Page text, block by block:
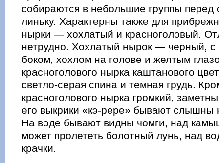
собираются в небольшие группы перед
линьку. Характерны также для
нырки — хохлатый и красноголовый.
нетрудно. Хохлатый нырок — черный, с
боком, хохлом на голове и желтым
красноголового нырка каштанового
светло-серая спина и темная грудь.
красноголового нырка громкий,
его выкрики «кэ-рере» бывают слышны
На воде бывают видны чомги, над
может пролететь болотный лунь, над
крачки.